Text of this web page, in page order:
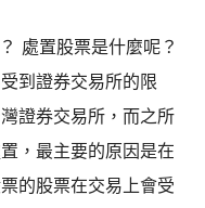
處置股票是什麼呢？
到證券交易所的限
證券交易所，而之所
，最主要的原因是在
的股票在交易上會受